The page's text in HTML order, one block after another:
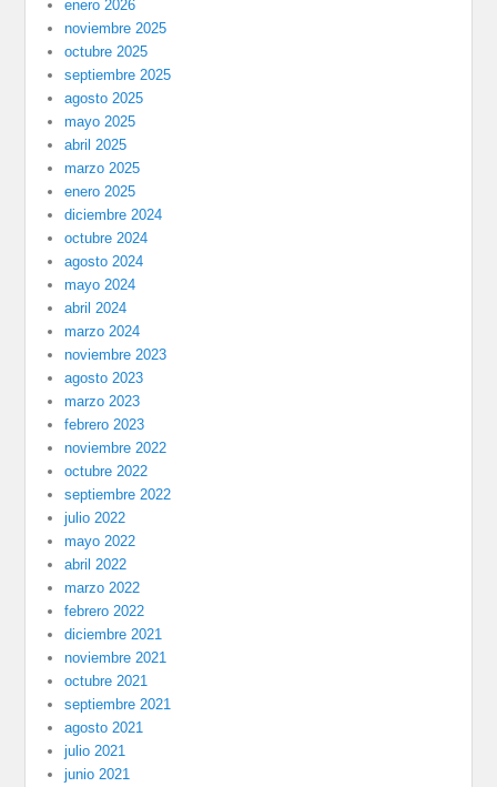
enero 2026
noviembre 2025
octubre 2025
septiembre 2025
agosto 2025
mayo 2025
abril 2025
marzo 2025
enero 2025
diciembre 2024
octubre 2024
agosto 2024
mayo 2024
abril 2024
marzo 2024
noviembre 2023
agosto 2023
marzo 2023
febrero 2023
noviembre 2022
octubre 2022
septiembre 2022
julio 2022
mayo 2022
abril 2022
marzo 2022
febrero 2022
diciembre 2021
noviembre 2021
octubre 2021
septiembre 2021
agosto 2021
julio 2021
junio 2021